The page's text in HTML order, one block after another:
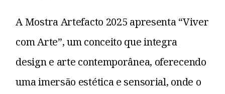
A Mostra Artefacto 2025 apresenta “Viver
com Arte”, um conceito que integra
design e arte contemporânea, oferecendo
uma imersão estética e sensorial, onde o